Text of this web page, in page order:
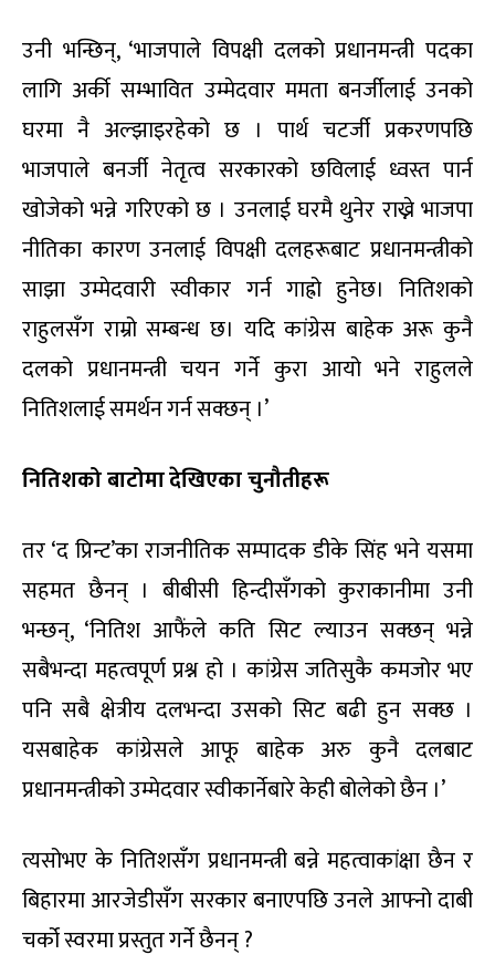
उनी भन्छिन्, ‘भाजपाले विपक्षी दलको प्रधानमन्त्री पदका
लागि अर्की सम्भावित उम्मेदवार ममता बनर्जीलाई उनको
घरमा नै अल्झाइरहेको छ । पार्थ चटर्जी प्रकरणपछि
भाजपाले बनर्जी नेतृत्व सरकारको छविलाई ध्वस्त पार्न
खोजेको भन्ने गरिएको छ । उनलाई घरमै थुनेर राख्ने भाजपा
नीतिका कारण उनलाई विपक्षी दलहरूबाट प्रधानमन्त्रीको
साझा उम्मेदवारी स्वीकार गर्न गाह्रो हुनेछ। नितिशको
राहुलसँग राम्रो सम्बन्ध छ। यदि कांग्रेस बाहेक अरू कुनै
दलको प्रधानमन्त्री चयन गर्ने कुरा आयो भने राहुलले
नितिशलाई समर्थन गर्न सक्छन् ।’
नितिशको बाटोमादेखिएका चुनौतीहरू
तर ‘द प्रिन्ट’का राजनीतिक सम्पादक डीके सिंह भने यसमा
सहमत छैनन् । बीबीसी हिन्दीसँगको कुराकानीमा उनी
भन्छन्, ‘नितिश आफैंले कति सिट ल्याउन सक्छन् भन्ने
सबैभन्दा महत्वपूर्ण प्रश्न हो । कांग्रेस जतिसुकै कमजोर भए
पनि सबै क्षेत्रीय दलभन्दा उसको सिट बढी हुन सक्छ ।
यसबाहेक कांग्रेसले आफू बाहेक अरु कुनै दलबाट
प्रधानमन्त्रीको उम्मेदवार स्वीकार्नेबारे केही बोलेको छैन ।’
त्यसोभए के नितिशसँग प्रधानमन्त्री बन्ने महत्वाकांक्षा छैन र
बिहारमा आरजेडीसँग सरकार बनाएपछि उनले आफ्नो दाबी
चर्को स्वरमा प्रस्तुत गर्ने छैनन् ?